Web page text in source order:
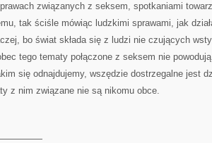
związanych z seksem, spotkaniami
tak ściśle mówiąc ludzkimi sprawami, jak
bo świat składa się z ludzi nie czujących
tego tematy połączone z seksem nie
się odnajdujemy, wszędzie dostrzegalne jest
z nim związane nie są nikomu obce.